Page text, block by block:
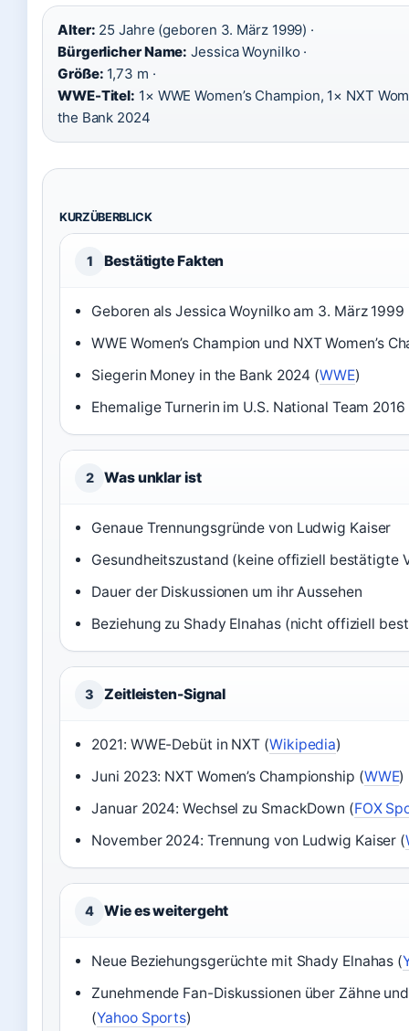
Alter: 25 Jahre (geboren 3. März 1999) ·
Bürgerlicher Name: Jessica Woynilko ·
Größe: 1,73 m ·
WWE-Titel: 1× WWE Women’s Champion, 1× NXT
the Bank 2024
KURZÜBERBLICK
1 Bestätigte Fakten
Geboren als Jessica Woynilko am 3. März 1999
WWE Women’s Champion und NXT Women’s
Siegerin Money in the Bank 2024 (WWE)
Ehemalige Turnerin im U.S. National Team 2016
2 Was unklar ist
Genaue Trennungsgründe von Ludwig Kaiser
Gesundheitszustand (keine offiziell bestätigte
Dauer der Diskussionen um ihr Aussehen
Beziehung zu Shady Elnahas (nicht offiziell
3 Zeitleisten-Signal
2021: WWE-Debüt in NXT (Wikipedia)
Juni 2023: NXT Women’s Championship (WWE)
Januar 2024: Wechsel zu SmackDown (FOX
November 2024: Trennung von Ludwig Kaiser (
4 Wie es weitergeht
Neue Beziehungsgerüchte mit Shady Elnahas (
Zunehmende Fan-Diskussionen über Zähne
(Yahoo Sports)